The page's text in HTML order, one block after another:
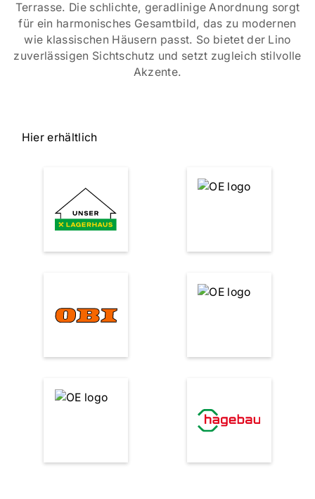
Terrasse. Die schlichte, geradlinige Anordnung sorgt
für ein harmonisches Gesamtbild, das zu modernen
wie klassischen Häusern passt. So bietet der Lino
zuverlässigen Sichtschutz und setzt zugleich stilvolle
Akzente.
Hier erhältlich